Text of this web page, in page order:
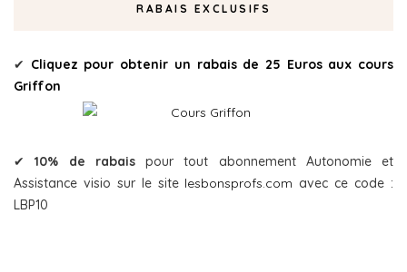
RABAIS EXCLUSIFS
✔ Cliquez pour obtenir un rabais de 25 Euros aux cours
Griffon
✔10% de rabaispour tout abonnement Autonomie et
Assistance visio sur le site lesbonsprofs.com avec ce code :
LBP10